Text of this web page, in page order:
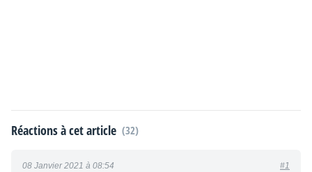
Réactions à cet article (32)
08 Janvier 2021 à 08:54 #1